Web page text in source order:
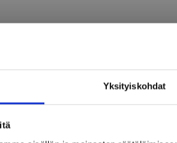
Yksityiskohdat